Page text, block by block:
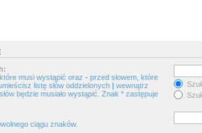
musi wystąpić oraz - przed słowem, które
listę słów oddzielonych | wewnątrz
będzie musiało wystąpić. Znak * zastępuje
ciągu znaków.